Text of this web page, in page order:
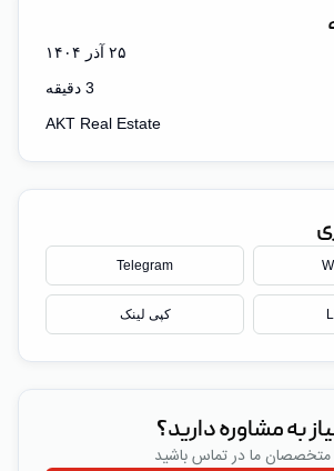
۲۵ آذر ۱۴۰۴
3 دقیقه
AKT Real Estate
Telegram
کپی لینک
به مشاوره دارید؟
متخصصان ما در تماس باشید